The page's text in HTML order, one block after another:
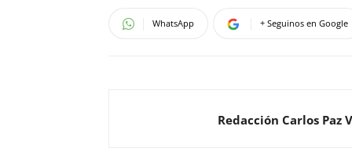
WhatsApp + Seguinos en Google
Redacción Carlos Paz